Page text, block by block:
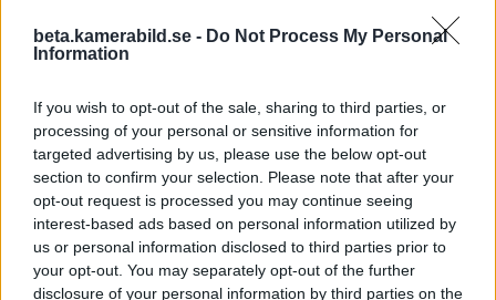
beta.kamerabild.se - Do Not Process My Personal
Information
If you wish to opt-out of the sale, sharing to third parties, or
processing of your personal or sensitive information for
targeted advertising by us, please use the below opt-out
section to confirm your selection. Please note that after your
opt-out request is processed you may continue seeing
interest-based ads based on personal information utilized by
us or personal information disclosed to third parties prior to
your opt-out. You may separately opt-out of the further
disclosure of your personal information by third parties on the
SENASTE I ÄMNET
VETENSKAP
Kolla in James Webb-
teleskopets detaljerade
bild på Helixnebulosan
2026-01-23